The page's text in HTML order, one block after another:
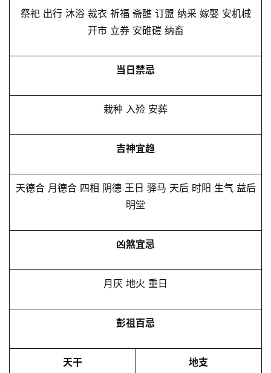
祭祀 出行 沐浴 裁衣 祈福 斋醮 订盟 纳采 嫁娶 安机械
开市 立券 安碓磑 纳畜
当日禁忌
栽种 入殓 安葬
吉神宜趋
天德合 月德合 四相 阴德 王日 驿马 天后 时阳 生气 益后
明堂
凶煞宜忌
月厌 地火 重日
彭祖百忌
天干 地支